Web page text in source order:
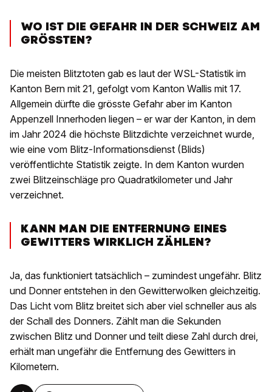
WO IST DIE GEFAHR IN DER SCHWEIZ AM
GRÖSSTEN?
Die meisten Blitztoten gab es laut der WSL-Statistik im
Kanton Bern mit 21, gefolgt vom Kanton Wallis mit 17.
Allgemein dürfte die grösste Gefahr aber im Kanton
Appenzell Innerhoden liegen – er war der Kanton, in dem
im Jahr 2024 die höchste Blitzdichte verzeichnet wurde,
wie eine vom Blitz-Informationsdienst (Blids)
veröffentlichte Statistik zeigte. In dem Kanton wurden
zwei Blitzeinschläge pro Quadratkilometer und Jahr
verzeichnet.
KANN MAN DIE ENTFERNUNG EINES
GEWITTERS WIRKLICH ZÄHLEN?
Ja, das funktioniert tatsächlich – zumindest ungefähr. Blitz
und Donner entstehen in den Gewitterwolken gleichzeitig.
Das Licht vom Blitz breitet sich aber viel schneller aus als
der Schall des Donners. Zählt man die Sekunden
zwischen Blitz und Donner und teilt diese Zahl durch drei,
erhält man ungefähr die Entfernung des Gewitters in
Kilometern.